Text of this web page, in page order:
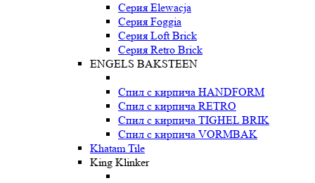
Серия Elewacja
Серия Foggia
Серия Loft Brick
Серия Retro Brick
ENGELS BAKSTEEN
Спил с кирпича HANDFORM
Спил с кирпича RETRO
Спил с кирпича TIGHEL BRIK
Спил с кирпича VORMBAK
Khatam Tile
King Klinker